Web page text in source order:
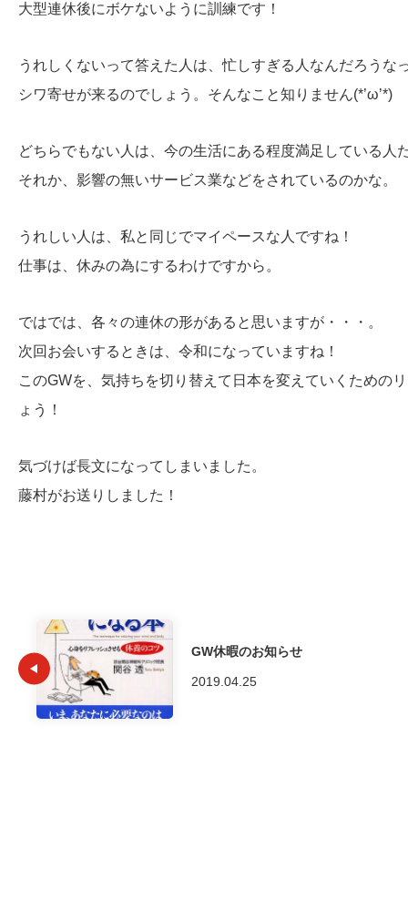
大型連休後にボケないように訓練です！
うれしくないって答えた人は、忙しすぎる人なんだろうな
シワ寄せが来るのでしょう。そんなこと知りません(*’ω’*)
どちらでもない人は、今の生活にある程度満足している人
それか、影響の無いサービス業などをされているのかな。
うれしい人は、私と同じでマイペースな人ですね！
仕事は、休みの為にするわけですから。
ではでは、各々の連休の形があると思いますが・・・。
次回お会いするときは、令和になっていますね！
このGWを、気持ちを切り替えて日本を変えていくための
ょう！
気づけば長文になってしまいました。
藤村がお送りしました！
GW休暇のお知らせ
2019.04.25